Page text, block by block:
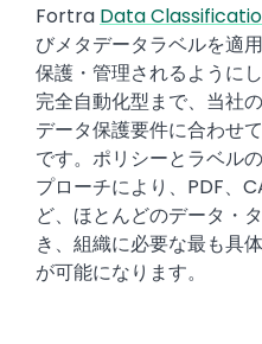
Text
Fortra Data
びメタデータラベルを適
保護・管理されるように
完全自動化型まで、当社
データ保護要件に合わせ
です。ポリシーとラベル
プローチにより、PDF、
ど、ほとんどのデータ・
き、組織に必要な最も具
が可能になります。